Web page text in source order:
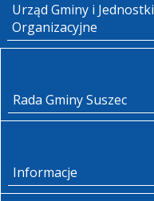
Urząd Gminy i Jednostki
Organizacyjne
Rada Gminy Suszec
Informacje